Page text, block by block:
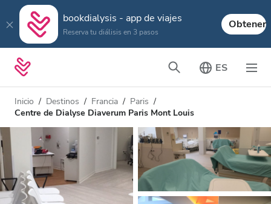
bookdialysis - app de viajes
Reserva tu diálisis en 3 pasos
Obtener
ES
Inicio Destinos Francia
Paris
Centre de Dialyse Diaverum Paris Mont Louis